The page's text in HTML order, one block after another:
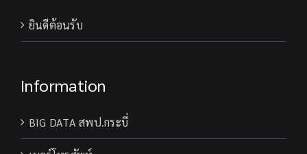
ยินดีต้อนรับ
Information
BIG DATA สพป.กระบี่